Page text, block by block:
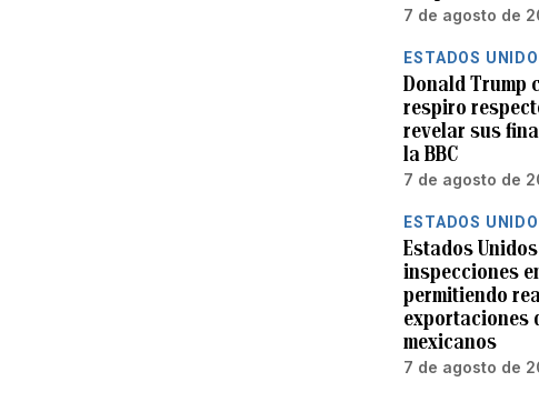
7 de agosto de
ESTADOS
Donald Trump
respiro
revelar sus
la BBC
7 de agosto de
ESTADOS
Estados
inspecciones
permitiendo
exportaciones
mexicanos
7 de agosto de